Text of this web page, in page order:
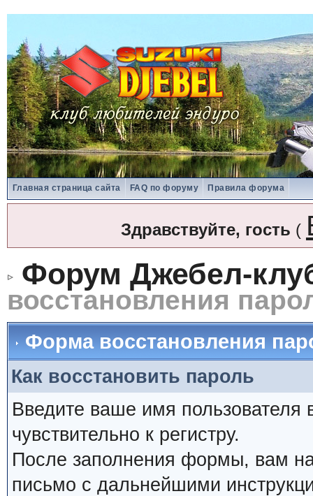
Главная страница сайта FAQ по форуму Правила форума
Здравствуйте, гость (
Форум Джебел-
восстановления
Форма восстановления
Как восстановить пароль
Введите ваше имя
чувствительно к регистру.
После заполнения формы, вам на
письмо с дальнейшими